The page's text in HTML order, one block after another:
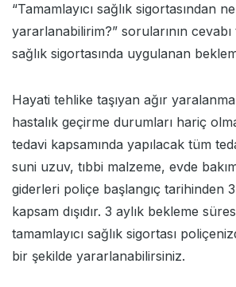
“Tamamlayıcı sağlık sigortasından
yararlanabilirim?” sorularının cevabı
sağlık sigortasında uygulanan
Hayati tehlike taşıyan ağır
hastalık geçirme durumları hariç
tedavi kapsamında yapılacak tüm
suni uzuv, tıbbi malzeme, evde
giderleri poliçe başlangıç tarihinden
kapsam dışıdır. 3 aylık bekleme
tamamlayıcı sağlık sigortası
bir şekilde yararlanabilirsiniz.